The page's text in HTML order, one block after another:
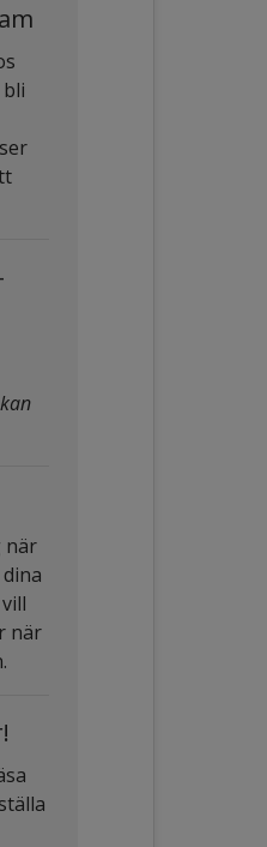
när
när